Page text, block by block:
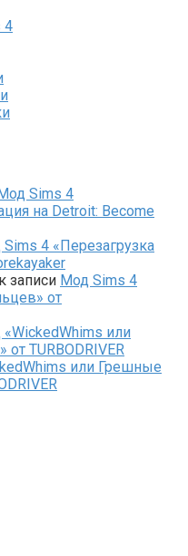
4
Мод Sims 4
на Detroit: Become
4 «Перезагрузка
к записи Мод Sims 4
от
или
TURBODRIVER
или Грешные